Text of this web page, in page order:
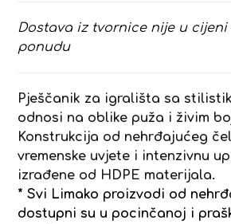
Dostava iz tvornice nije u cijeni
ponudu
Pješčanik za igrališta sa
odnosi na oblike puža i živim
Konstrukcija od nehrđajućeg
vremenske uvjete i intenzivnu
izrađene od HDPE materijala.
* Svi Limako proizvodi od
dostupni su u pocinčanoj i